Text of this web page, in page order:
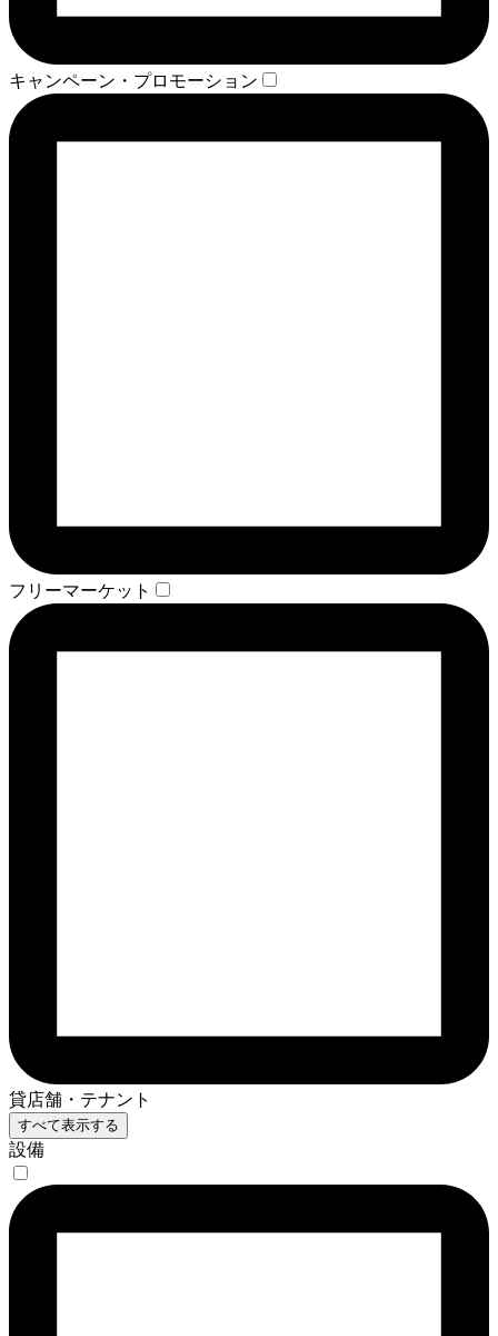
キャンペーン・プロモーション
フリーマーケット
貸店舗・テナント
すべて表示する
設備